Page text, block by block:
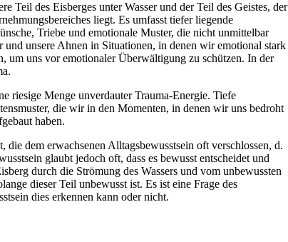
Teil des Eisberges unter Wasser und der Teil des Geistes, der
liegt. Es umfasst tiefer liegende
Triebe und emotionale Muster, die nicht unmittelbar
und unsere Ahnen in Situationen, in denen wir emotional stark
um uns vor emotionaler Überwältigung zu schützen. In der
riesige Menge unverdauter Trauma-Energie. Tiefe
die wir in den Momenten, in denen wir uns bedroht
haben.
die dem erwachsenen Alltagsbewusstsein oft verschlossen, d.
glaubt jedoch oft, dass es bewusst entscheidet und
durch die Strömung des Wassers und vom unbewussten
dieser Teil unbewusst ist. Es ist eine Frage des
dies erkennen kann oder nicht.